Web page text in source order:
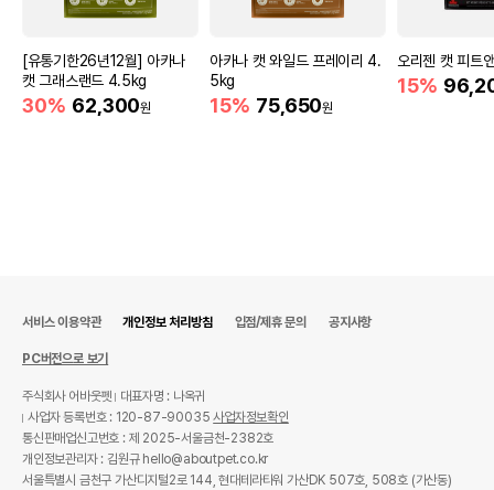
[유통기한26년12월] 아카나
캣 그래스랜드 4.5kg
30% 62,300원
아카나 캣 와일드 프레이리 4.
5kg
15% 75,650원
오리젠 캣 피트
15%
서비스 이용약관 개인정보 처리방침 입점/제휴 문의 공지사항
PC버전으로 보기
주식회사 어바웃펫
대표자명 : 나옥귀
사업자 등록번호 : 120-87-90035사업자정보확인
통신판매업신고번호 : 제 2025-서울금천-2382호
개인정보관리자 : 김원규 hello@aboutpet.co.kr
서울특별시 금천구 가산디지털2로 144, 현대테라타워 가산DK 507호, 508호 (가산동)